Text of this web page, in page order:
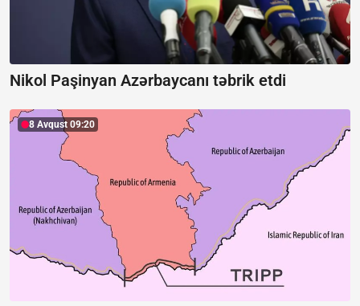
Nikol Paşinyan Azərbaycanı təbrik etdi
8 Avqust 09:20